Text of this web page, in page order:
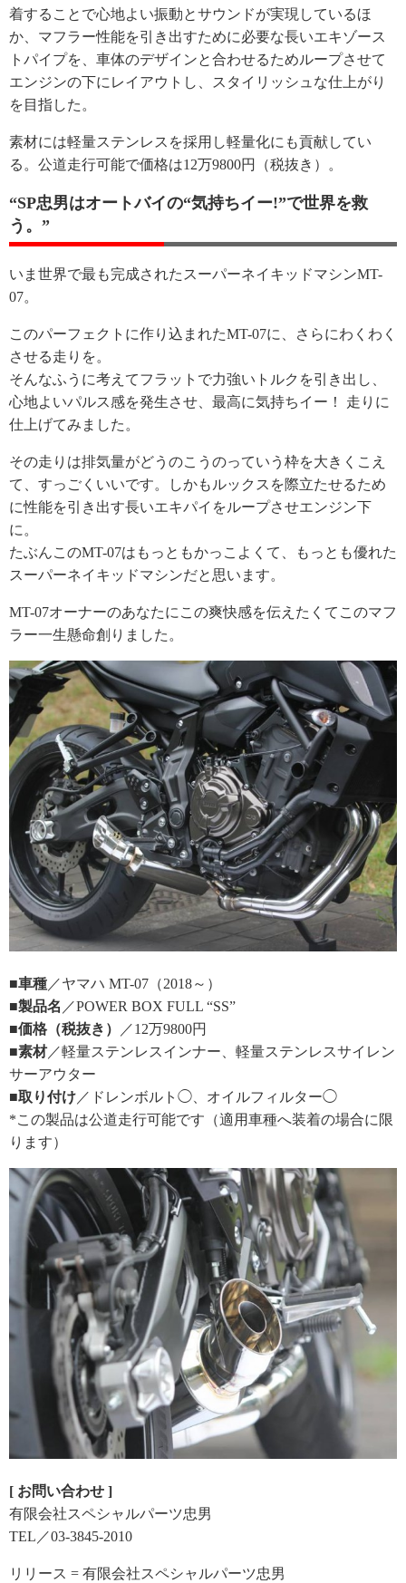
着することで心地よい振動とサウンドが実現しているほ
か、マフラー性能を引き出すために必要な長いエキゾース
トパイプを、車体のデザインと合わせるためループさせて
エンジンの下にレイアウトし、スタイリッシュな仕上がり
を目指した。
素材には軽量ステンレスを採用し軽量化にも貢献してい
る。公道走行可能で価格は12万9800円（税抜き）。
“SP忠男はオートバイの“気持ちイー!”で世界を救
う。”
いま世界で最も完成されたスーパーネイキッドマシンMT-
07。
このパーフェクトに作り込まれたMT-07に、さらにわくわく
させる走りを。
そんなふうに考えてフラットで力強いトルクを引き出し、
心地よいパルス感を発生させ、最高に気持ちイー！ 走りに
仕上げてみました。
その走りは排気量がどうのこうのっていう枠を大きくこえ
て、すっごくいいです。しかもルックスを際立たせるため
に性能を引き出す長いエキパイをループさせエンジン下
に。
たぶんこのMT-07はもっともかっこよくて、もっとも優れた
スーパーネイキッドマシンだと思います。
MT-07オーナーのあなたにこの爽快感を伝えたくてこのマフ
ラー一生懸命創りました。
■車種 ／ヤマハ MT-07（2018～）
■製品名 ／POWER BOX FULL “SS”
■価格（税抜き）
／12万9800円
■素材／軽量ステンレスインナー、軽量ステンレスサイレン
サーアウター
■取り付け ／ドレンボルト◯、オイルフィルター◯
*この製品は公道走行可能です（適用車種へ装着の場合に限
ります）
[ お問い合わせ ]
有限会社スペシャルパーツ忠男
TEL／03-3845-2010
リリース = 有限会社スペシャルパーツ忠男